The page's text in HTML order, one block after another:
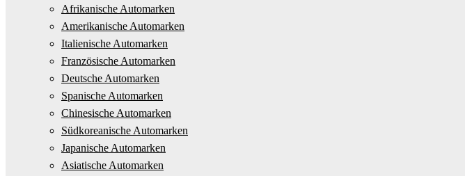
Afrikanische Automarken
Amerikanische Automarken
Italienische Automarken
Französische Automarken
Deutsche Automarken
Spanische Automarken
Chinesische Automarken
Südkoreanische Automarken
Japanische Automarken
Asiatische Automarken